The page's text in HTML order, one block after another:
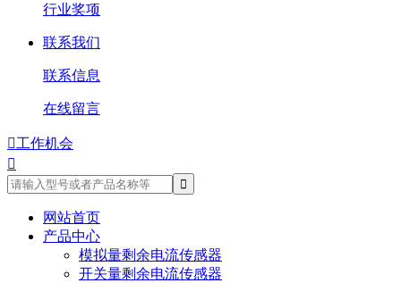
行业奖项
联系我们
联系信息
在线留言
工作机会

网站首页
产品中心
模拟量剩余电流传感器
开关量剩余电流传感器